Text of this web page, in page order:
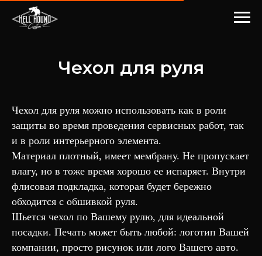
Чехол для руля
Чехол для руля можно использовать как в роли
защиты во время проведения сервисных работ, так
и в роли интерьерного элемента.
Материал плотный, имеет мембрану. Не пропускает
влагу, но в тоже время хорошо ее испаряет. Внутри
флисовая подкладка, которая будет бережно
обходится с обшивкой руля.
Шьется чехол по Вашему рулю, для идеальной
посадки. Печать может быть любой: логотип Вашей
компании, просто рисунок или лого Вашего авто.